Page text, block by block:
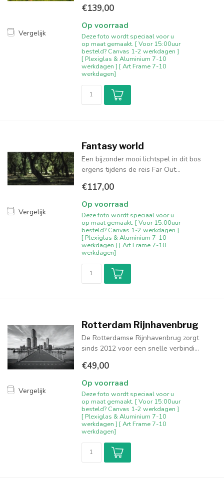
Vergelijk
€139,00
Op voorraad
Deze foto wordt speciaal voor u
op maat gemaakt. [ Voor 15:00uur
besteld? Canvas 1-2 werkdagen ]
[ Plexiglas & Aluminium 7-10
werkdagen ] [ Art Frame 7-10
werkdagen]
Vergelijk
Fantasy world
Een bijzonder mooi lichtspel in dit bos
ergens tijdens de reis Far Out...
€117,00
Op voorraad
Deze foto wordt speciaal voor u
op maat gemaakt. [ Voor 15:00uur
besteld? Canvas 1-2 werkdagen ]
[ Plexiglas & Aluminium 7-10
werkdagen ] [ Art Frame 7-10
werkdagen]
Vergelijk
Rotterdam Rijnhavenbrug
De Rotterdamse Rijnhavenbrug zorgt
sinds 2012 voor een snelle verbindi...
€49,00
Op voorraad
Deze foto wordt speciaal voor u
op maat gemaakt. [ Voor 15:00uur
besteld? Canvas 1-2 werkdagen ]
[ Plexiglas & Aluminium 7-10
werkdagen ] [ Art Frame 7-10
werkdagen]